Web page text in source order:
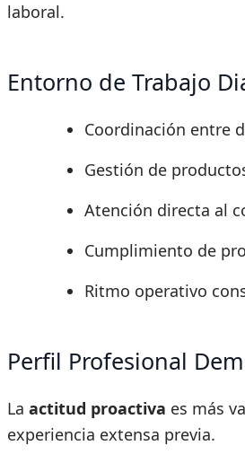
laboral.
Entorno de Trabajo
Coordinación entre
Gestión de
Atención directa al
Cumplimiento de
Ritmo operativo
Perfil Profesional
La actitud proactiva es más
experiencia extensa previa.